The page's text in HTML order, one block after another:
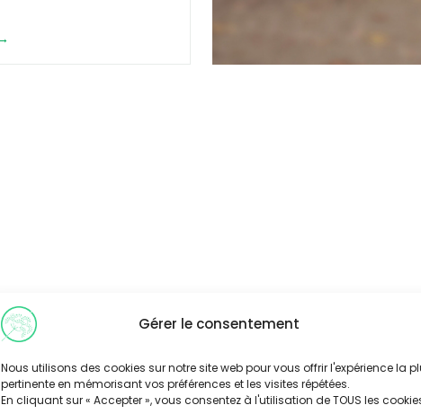
Gérer le consentement
Nous utilisons des cookies sur notre site web pour vous offrir l'expérience la
pertinente en mémorisant vos préférences et les visites répétées.
En cliquant sur « Accepter », vous consentez à l'utilisation de TOUS les